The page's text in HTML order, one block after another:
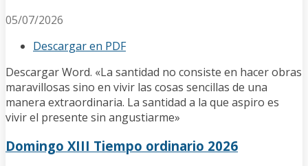
05/07/2026
Descargar en PDF
Descargar Word. «La santidad no consiste en hacer obras
maravillosas sino en vivir las cosas sencillas de una
manera extraordinaria. La santidad a la que aspiro es
vivir el presente sin angustiarme»
Domingo XIII Tiempo ordinario 2026